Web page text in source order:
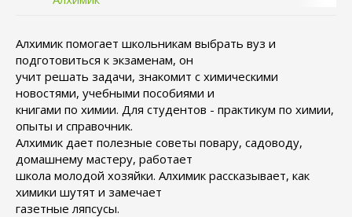
Алхимик помогает школьникам выбрать вуз и
подготовиться к экзаменам, он
учит решать задачи, знакомит с химическими
новостями, учебными пособиями и
книгами по химии. Для студентов - практикум по химии,
опыты и справочник.
Алхимик дает полезные советы повару, садоводу,
домашнему мастеру, работает
школа молодой хозяйки. Алхимик рассказывает, как
химики шутят и замечает
газетные ляпсусы.